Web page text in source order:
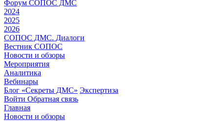
Форум СОПОС ДМС
2024
2025
2026
СОПОС ДМС. Диалоги
Вестник СОПОС
Новости и обзоры
Мероприятия
Аналитика
Вебинары
Блог «Секреты ДМС» Экспертиза
Войти Обратная связь
Главная
Новости и обзоры